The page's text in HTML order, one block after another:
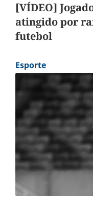
[VÍDEO]
atingido por
futebol
Esporte